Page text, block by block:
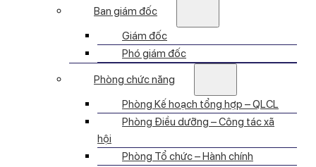
Ban giám đốc
Giám đốc
Phó giám đốc
Phòng chức năng
Phòng Kế hoạch tổng hợp – QLCL
Phòng Điều dưỡng – Công tác xã
hội
Phòng Tổ chức – Hành chính